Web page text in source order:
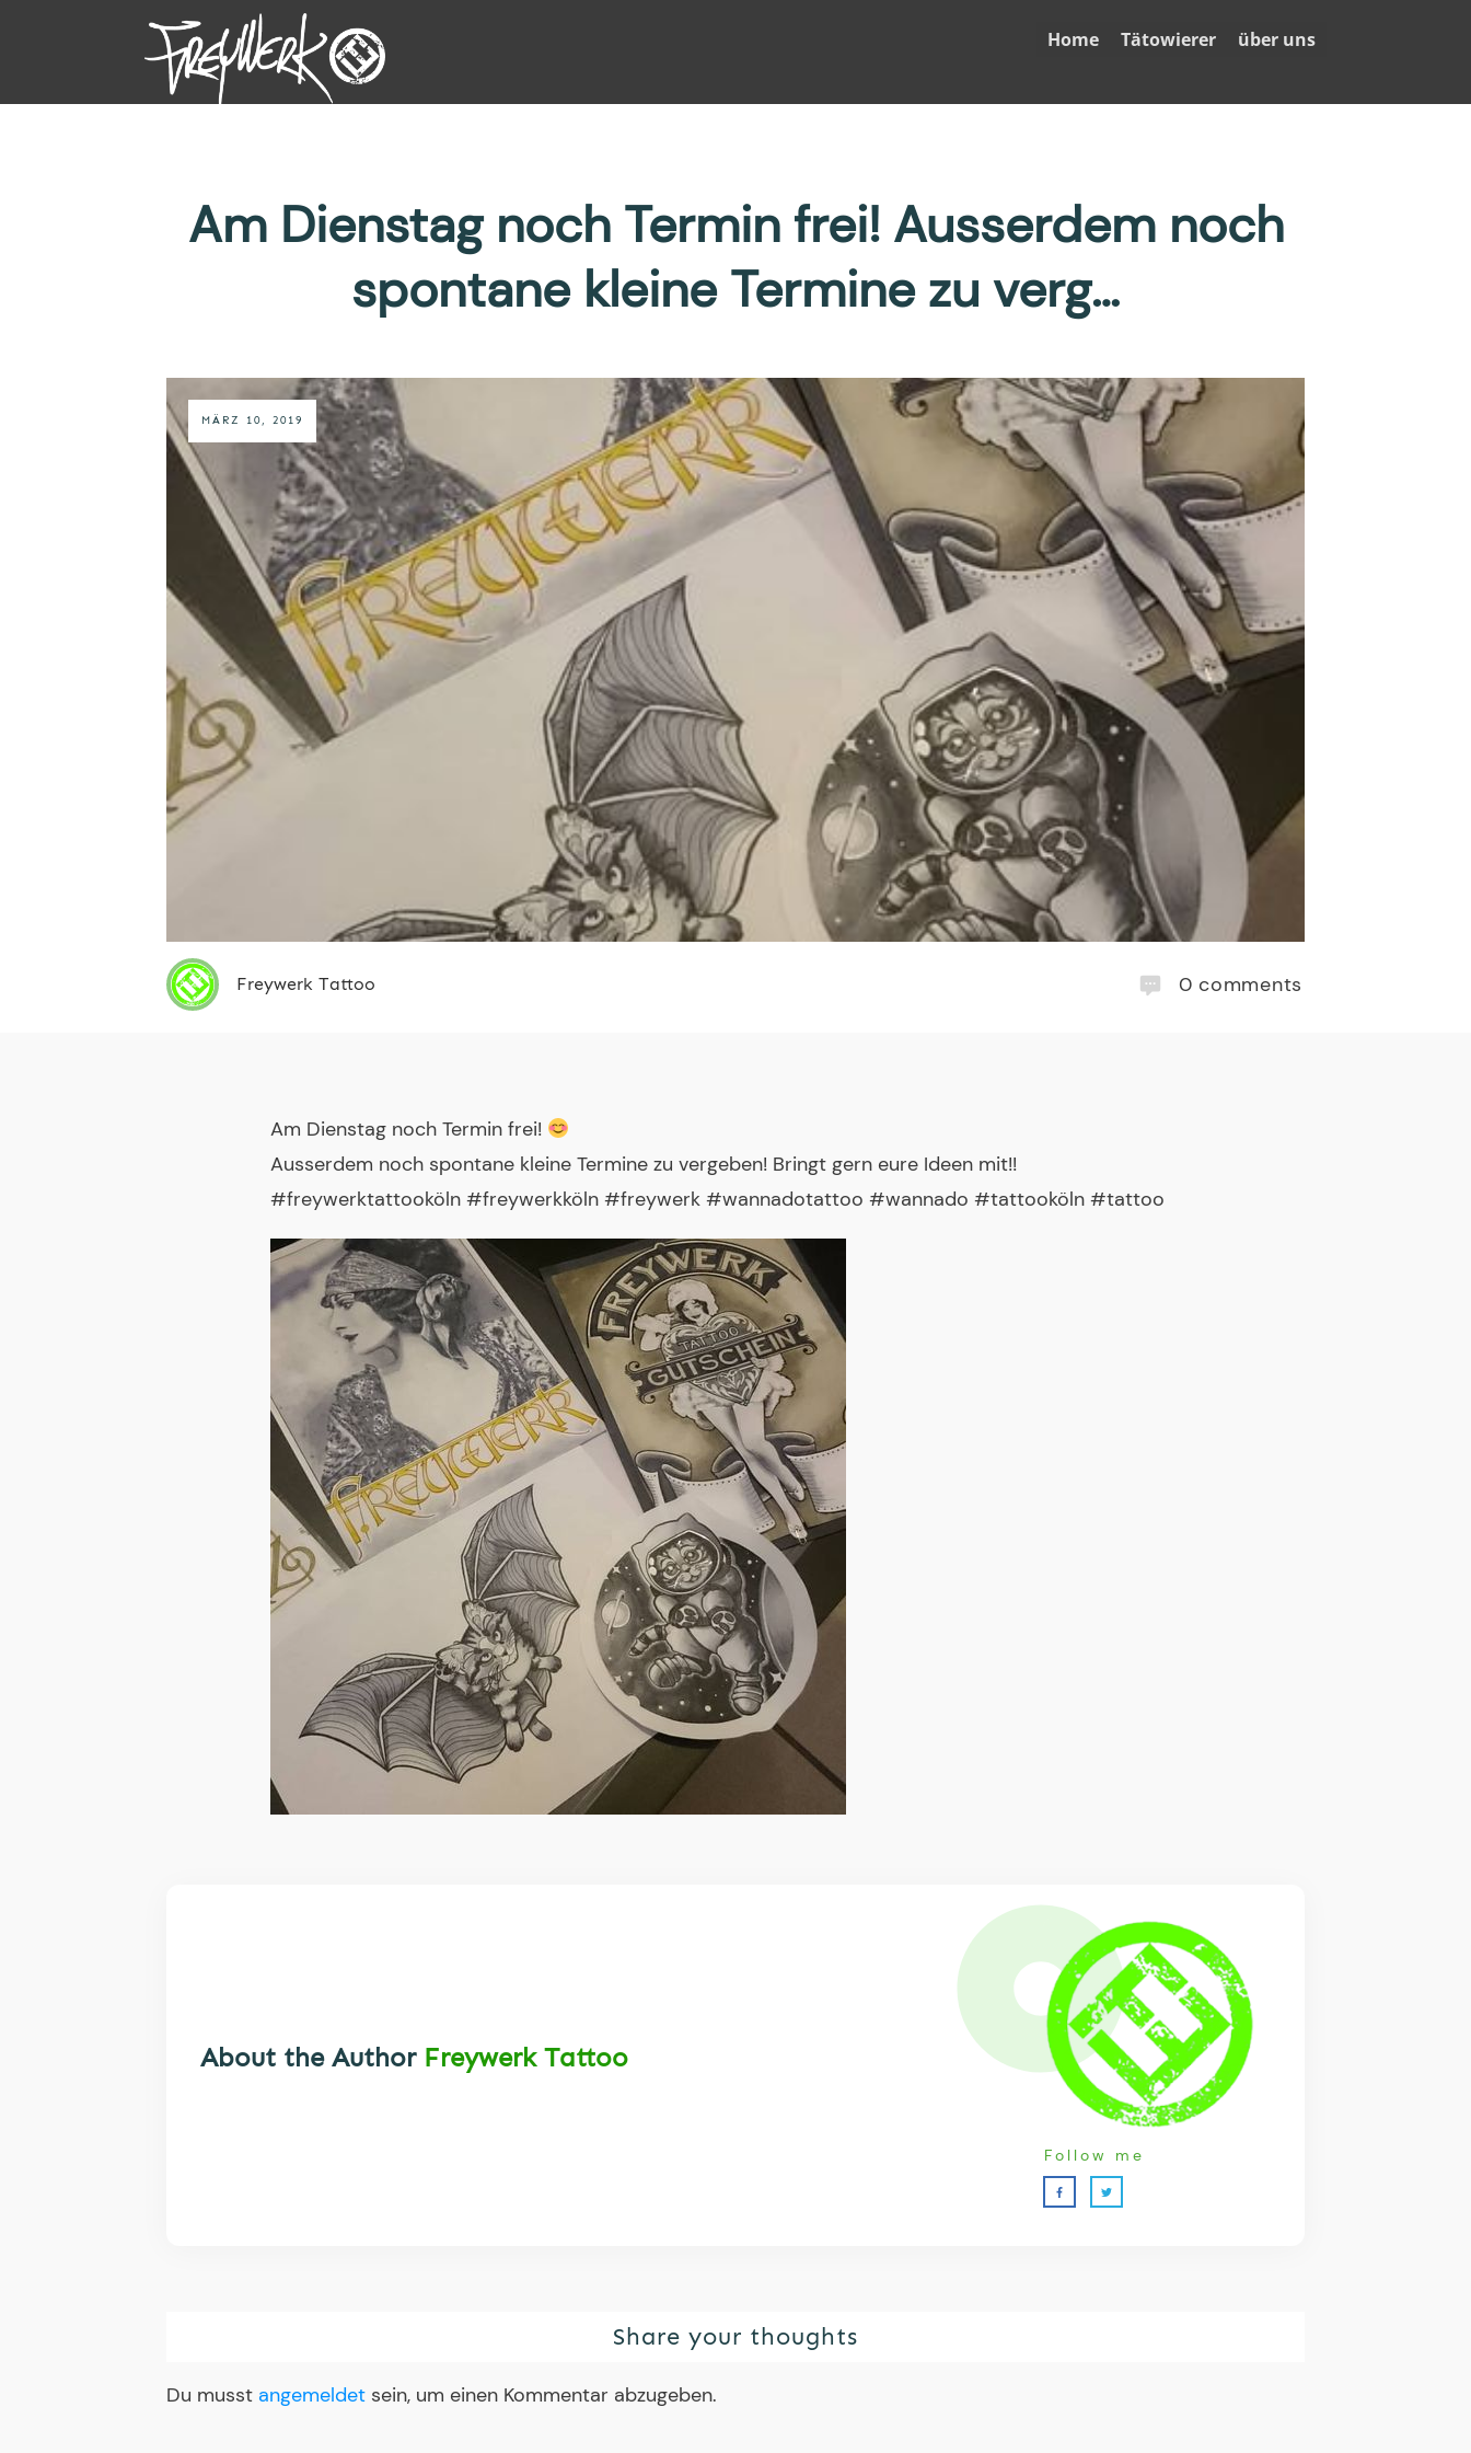
Home Tätowierer über uns
Am Dienstag noch Termin frei! Ausserdem noch
spontane kleine Termine zu verg…
MÄRZ 10, 2019
Freywerk Tattoo 0 comments
Am Dienstag noch Termin frei!
Ausserdem noch spontane kleine Termine zu vergeben! Bringt gern eure Ideen mit!!
#freywerktattooköln #freywerkköln #freywerk #wannadotattoo #wannado #tattooköln #tattoo
About the Author Freywerk Tattoo
Follow me
Share your thoughts
Du musst angemeldet sein, um einen Kommentar abzugeben.